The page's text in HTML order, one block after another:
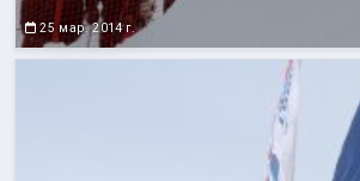
25 мар. 2014 г.